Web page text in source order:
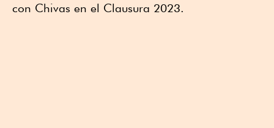
con Chivas en el Clausura 2023.